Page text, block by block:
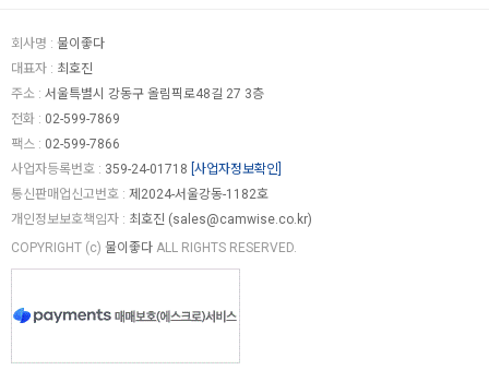
회사명 : 물이좋다
대표자 : 최호진
주소 : 서울특별시 강동구 올림픽로48길 27 3층
전화 : 02-599-7869
팩스 : 02-599-7866
사업자등록번호 : 359-24-01718 [사업자정보확인]
통신판매업신고번호 : 제2024-서울강동-1182호
개인정보보호책임자 : 최호진 (sales@camwise.co.kr)
COPYRIGHT (c) 물이좋다 ALL RIGHTS RESERVED.